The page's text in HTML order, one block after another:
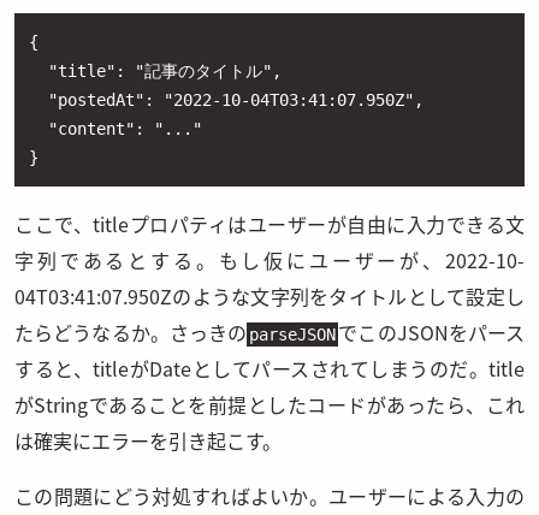
{
  "title": "記事のタイトル",
  "postedAt": "2022-10-04T03:41:07.950Z",
  "content": "..."
}
ここで、titleプロパティはユーザーが自由に入力できる文
字列であるとする。もし仮にユーザーが、2022-10-
04T03:41:07.950Zのような文字列をタイトルとして設定し
たらどうなるか。さっきのparseJSONでこのJSONをパース
すると、titleがDateとしてパースされてしまうのだ。title
がStringであることを前提としたコードがあったら、これ
は確実にエラーを引き起こす。
この問題にどう対処すればよいか。ユーザーによる入力の